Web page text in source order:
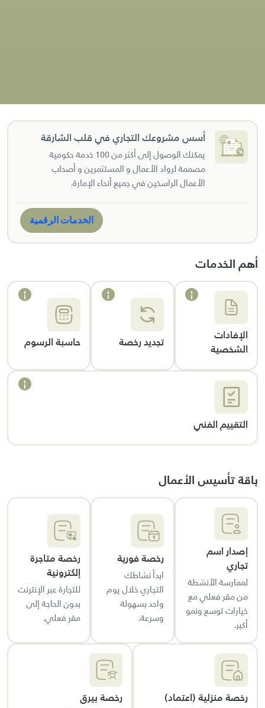
أسس مشروعك التجاري في قلب الشارقة
يمكنك الوصول إلى أكثر من 100 خدمة حكومية
مصممة لرواد الأعمال و المستثمرين و أصحاب
الأعمال الراسخين في جميع أنحاء الإمارة.
الخدمات الرقمية
أهم الخدمات
الإفادات
الشخصية
تجديد رخصة حاسبة الرسوم
التقييم الفني
باقة تأسيس الأعمال
إصدار اسم
تجاري
لممارسة الأنشطة
من مقر فعلي مع
خيارات توسع ونمو
أكبر.
رخصة فورية
ابدأ نشاطك
التجاري خلال يوم
واحد بسهولة
وسرعة.
رخصة متاجرة
إلكترونية
للتجارة عبر الإنترنت
بدون الحاجة إلى
مقر فعلي.
رخصة منزلية (اعتماد) رخصة بيرق